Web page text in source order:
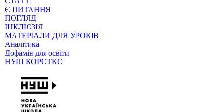
Є ПИТАННЯ
ПОГЛЯД
ІНКЛЮЗІЯ
МАТЕРІАЛИ ДЛЯ УРОКІВ
Аналітика
Дофамін для освіти
НУШ КОРОТКО